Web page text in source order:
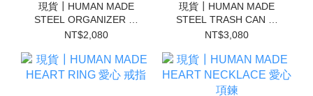
現貨┃HUMAN MADE
STEEL ORGANIZER 愛
心 鋼製 收納盒
NT$2,080
現貨┃HUMAN MADE
STEEL TRASH CAN 愛
心 鋼製 垃圾桶
NT$3,080